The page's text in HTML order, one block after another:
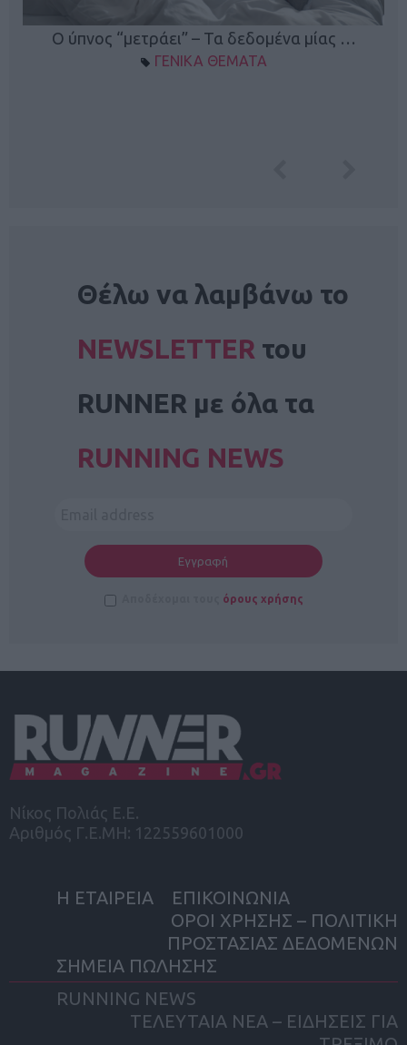
Ο ύπνος “μετράει” – Τα δεδομένα μίας …
ΓΕΝΙΚΑ ΘΕΜΑΤΑ
Θέλω να λαμβάνω το
NEWSLETTER του
RUNNER με όλα τα
RUNNING NEWS
όρους χρήσης
Νίκος Πολιάς Ε.Ε.
Αριθμός Γ.Ε.ΜΗ: 122559601000
Η ΕΤΑΙΡΕΙΑ
ΕΠΙΚΟΙΝΩΝΙΑ
ΟΡΟΙ ΧΡΗΣΗΣ – ΠΟΛΙΤΙΚΗ
ΠΡΟΣΤΑΣΙΑΣ ΔΕΔΟΜΕΝΩΝ
ΣΗΜΕΙΑ ΠΩΛΗΣΗΣ
RUNNING NEWS
ΤΕΛΕΥΤΑΙΑ ΝΕΑ – ΕΙΔΗΣΕΙΣ ΓΙΑ